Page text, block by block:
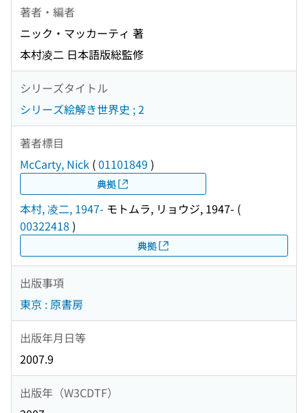
著者・編者
ニック・マッカーティ 著
本村凌二 日本語版総監修
シリーズタイトル
シリーズ絵解き世界史 ; 2
著者標目
McCarty, Nick (01101849 )
典拠
本村, 凌二, 1947- モトムラ, リョウジ, 1947- (
00322418 )
典拠
出版事項
東京 : 原書房
出版年月日等
2007.9
出版年（W3CDTF）